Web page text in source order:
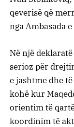
qeverisë që
nga Ambasada
Në një
serioz për
e jashtme dhe
kohë kur
orientim të
koordinim të